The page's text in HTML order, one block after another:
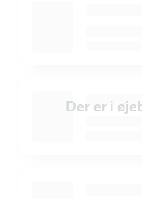
Der er i